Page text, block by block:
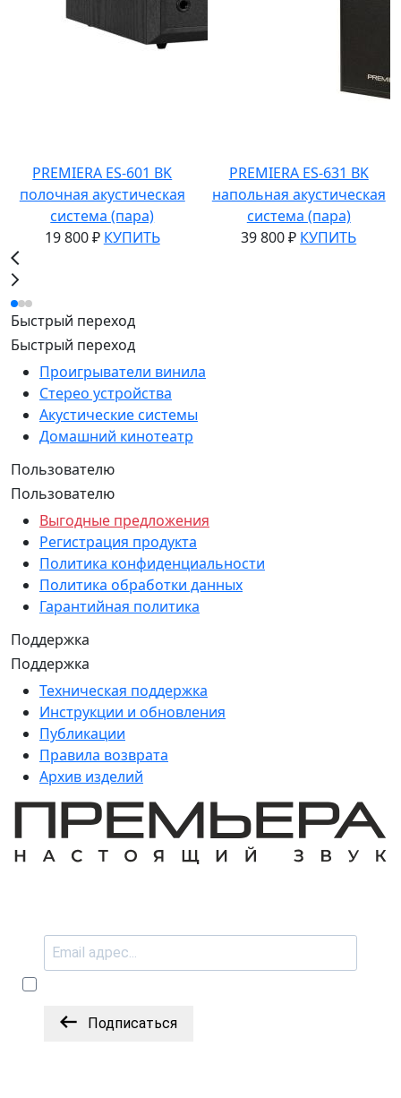
PREMIERA ES-601 BK
полочная акустическая
система (пара)
19 800 ₽ КУПИТЬ
PREMIERA ES-631 BK
напольная акустическая
система (пара)
39 800 ₽ КУПИТЬ
Быстрый переход
Быстрый переход
Проигрыватели винила
Стерео устройства
Акустические системы
Домашний кинотеатр
Пользователю
Пользователю
Выгодные предложения
Регистрация продукта
Политика конфиденциальности
Политика обработки данных
Гарантийная политика
Поддержка
Поддержка
Техническая поддержка
Инструкции и обновления
Публикации
Правила возврата
Архив изделий
Подписаться